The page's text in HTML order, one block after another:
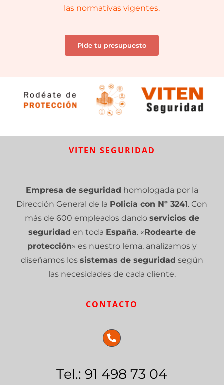
las normativas vigentes.
Pide tu presupuesto
VITEN SEGURIDAD
Empresa de seguridad homologada por la
Dirección General de la Policía con Nº 3241. Con
más de 600 empleados dando servicios de
seguridad en toda España. «Rodearte de
protección» es nuestro lema, analizamos y
diseñamos los sistemas de seguridad según
las necesidades de cada cliente.
CONTACTO
Tel.: 91 498 73 04